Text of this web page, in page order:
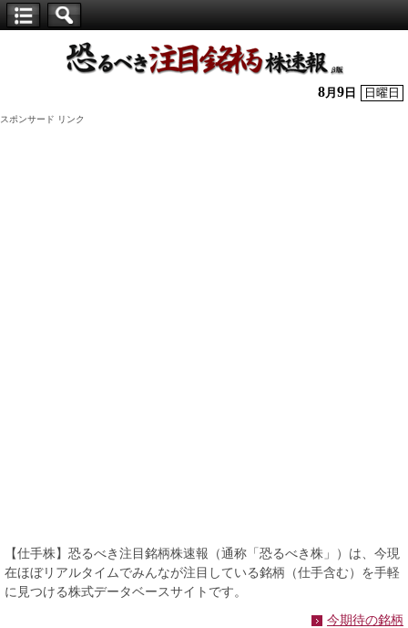
株】
8月 9 日 日曜日
スポンサード リンク
【仕手株】恐るべき注目銘柄株速報（通称「恐るべき株」）は、今現
在ほぼリアルタイムでみんなが注目している銘柄（仕手含む）を手軽
に見つける株式データベースサイトです。
今期待の銘柄